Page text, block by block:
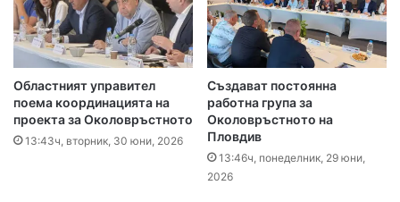
Областният управител
поема координацията на
проекта за Околовръстното
13:43ч, вторник, 30 юни, 2026
Създават постоянна
работна група за
Околовръстното на
Пловдив
13:46ч, понеделник, 29 юни,
2026